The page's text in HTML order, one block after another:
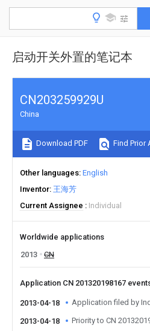
启动开关外置的笔记本
CN203259929U
China
Download PDF Find Prior
Other languages English
Inventor 王海芳
Current Assignee
Individual
Worldwide applications
2013
CN
Application CN 201320198167
2013-04-18 Application filed by
2013-04-18 Priority to CN